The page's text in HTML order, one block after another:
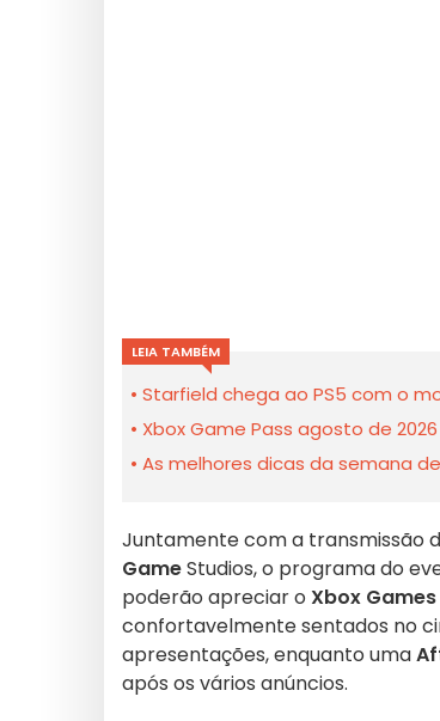
LEIA TAMBÉM
Starfield chega ao PS5 com o
Xbox Game Pass agosto de
As melhores dicas da semana
Juntamente com a transmissão
GameStudios, o programa do
poderão apreciar o Xbox
confortavelmente sentados no
apresentações, enquanto uma
após os vários anúncios.